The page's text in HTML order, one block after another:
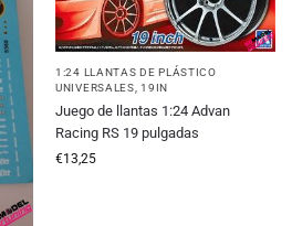
1:24 LLANTAS DE PLÁSTICO
UNIVERSALES
19IN
Juego de llantas 1:24 Advan
Racing RS 19 pulgadas
€13,25